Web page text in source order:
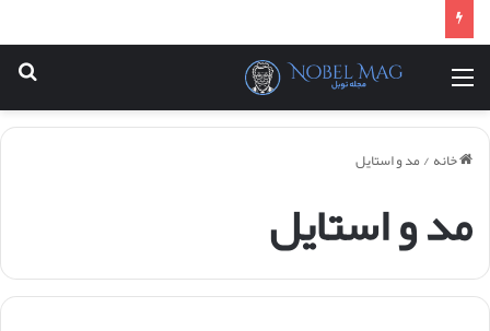
خانه/مد و استایل
مد و استایل